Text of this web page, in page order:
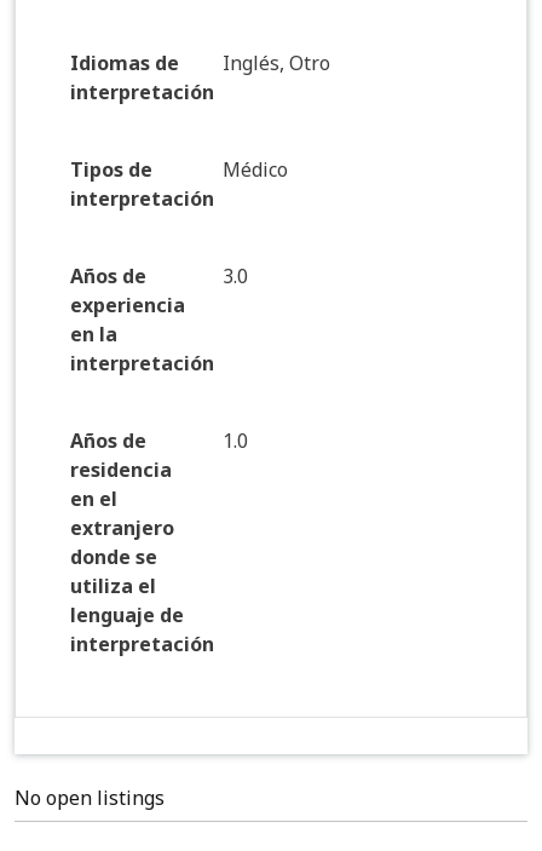
Idiomas de
interpretación
Inglés, Otro
Tipos de
interpretación
Médico
Años de
experiencia
en la
interpretación
3.0
Años de
residencia
en el
extranjero
donde se
utiliza el
lenguaje de
interpretación
1.0
No open listings